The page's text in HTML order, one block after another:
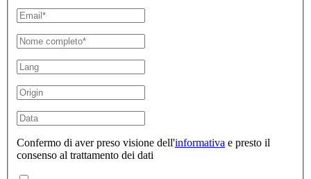
Confermo di aver preso visione dell'informativa e presto il
consenso al trattamento dei dati